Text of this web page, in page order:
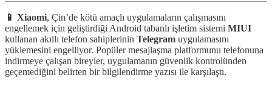
📱 Xiaomi, Çin’de kötü amaçlı uygulamaların çalışmasını
engellemek için geliştirdiği Android tabanlı işletim sistemi MIUI
kullanan akıllı telefon sahiplerinin Telegram uygulamasını
yüklemesini engelliyor. Popüler mesajlaşma platformunu telefonuna
indirmeye çalışan bireyler, uygulamanın güvenlik kontrolünden
geçemediğini belirten bir bilgilendirme yazısı ile karşılaştı.